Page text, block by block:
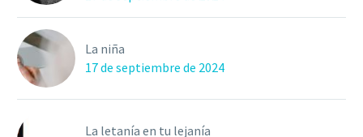
La niña
17 de septiembre de 2024
La letanía en tu lejanía